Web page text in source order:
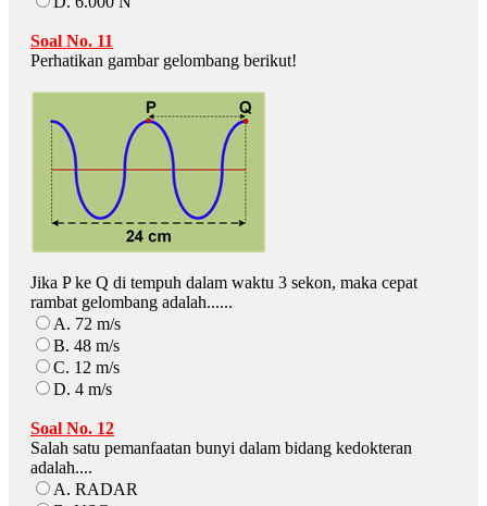
Soal No. 11
Perhatikan gambar gelombang berikut!
Jika P ke Q di tempuh dalam waktu 3 sekon, maka cepat
rambat gelombang adalah......
A. 72 m/s
B. 48 m/s
C. 12 m/s
D. 4 m/s
Soal No. 12
Salah satu pemanfaatan bunyi dalam bidang kedokteran
adalah....
A. RADAR